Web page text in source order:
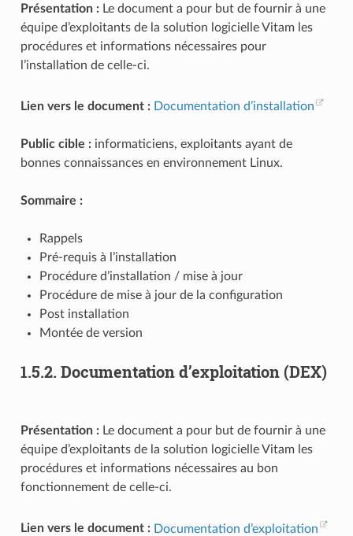
Présentation :Le document a pour but de fournir à une
équipe d’exploitants de la solution logicielle Vitam les
procédures et informations nécessaires pour
l’installation de celle-ci.
Lien vers le document : Documentation d’installation
Public cible :informaticiens, exploitants ayant de
bonnes connaissances en environnement Linux.
Sommaire :
Rappels
Pré-requis à l’installation
Procédure d’installation / mise à jour
Procédure de mise à jour de la configuration
Post installation
Montée de version
1.5.2. Documentation d’exploitation (DEX)
Présentation :Le document a pour but de fournir à une
équipe d’exploitants de la solution logicielle Vitam les
procédures et informations nécessaires au bon
fonctionnement de celle-ci.
Lien vers le document : Documentation d’exploitation